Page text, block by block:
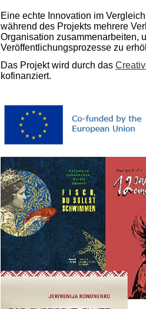
Eine echte Innovation im
während des Projekts mehrere
Organisation zusammenarbeiten,
Veröffentlichungsprozesse zu
Das Projekt wird durch das
kofinanziert.